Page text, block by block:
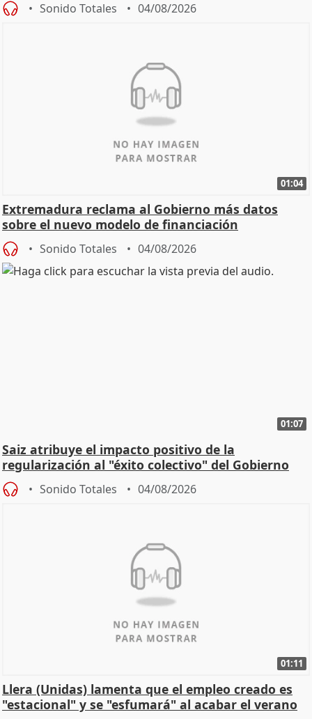
Sonido Totales 04/08/2026
01:04
Extremadura reclama al Gobierno más datos
sobre el nuevo modelo de financiación
Sonido Totales 04/08/2026
01:07
Saiz atribuye el impacto positivo de la
regularización al "éxito colectivo" del Gobierno
Sonido Totales 04/08/2026
01:11
Llera (Unidas) lamenta que el empleo creado es
"estacional" y se "esfumará" al acabar el verano